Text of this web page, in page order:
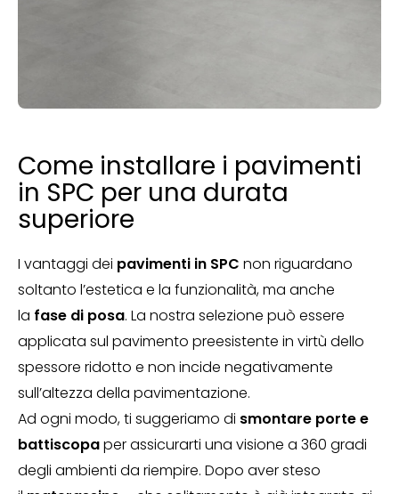
Come installare i pavimenti
in SPC per una durata
superiore
I vantaggi dei pavimenti in SPC non riguardano
soltanto l’estetica e la funzionalità, ma anche
la fase di posa. La nostra selezione può essere
applicata sul pavimento preesistente in virtù dello
spessore ridotto e non incide negativamente
sull’altezza della pavimentazione.
Ad ogni modo, ti suggeriamo di smontare porte e
battiscopaper assicurarti una visione a 360 gradi
degli ambienti da riempire. Dopo aver steso